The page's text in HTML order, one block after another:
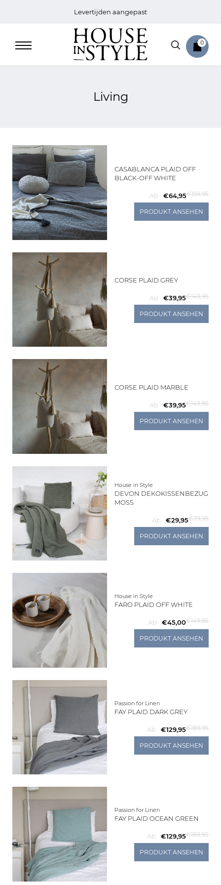
Levertijden aangepast
0
Sale
Bath
Sale
Living
Kundendienst
Living
CASABLANCA PLAID OFF
BLACK-OFF WHITE
Ab €64,95€159,95
PRODUKT ANSEHEN
CORSE PLAID GREY
Ab €39,95€149,95
PRODUKT ANSEHEN
CORSE PLAID MARBLE
Ab €39,95€149,95
PRODUKT ANSEHEN
House in Style
DEVON DEKOKISSENBEZUG
MOSS
Ab €29,95€79,95
PRODUKT ANSEHEN
House in Style
FARO PLAID OFF WHITE
Ab €45,00€149,95
PRODUKT ANSEHEN
Passion for Linen
FAY PLAID DARK GREY
Ab €129,95€189,95
PRODUKT ANSEHEN
Passion for Linen
FAY PLAID OCEAN GREEN
Ab €129,95€189,95
PRODUKT ANSEHEN